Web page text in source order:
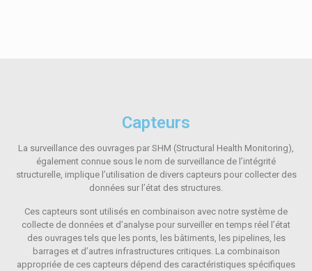
Capteurs
La surveillance des ouvrages par SHM (Structural Health Monitoring),
également connue sous le nom de surveillance de l’intégrité
structurelle, implique l’utilisation de divers capteurs pour collecter des
données sur l’état des structures.
Ces capteurs sont utilisés en combinaison avec notre système de
collecte de données et d’analyse pour surveiller en temps réel l’état
des ouvrages tels que les ponts, les bâtiments, les pipelines, les
barrages et d’autres infrastructures critiques. La combinaison
appropriée de ces capteurs dépend des caractéristiques spécifiques